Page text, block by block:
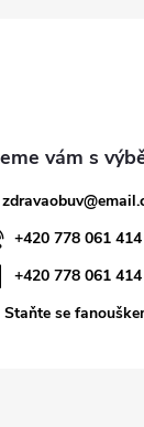
zdravaobuv@
+420 778 061 414
+420 778 061 414
Staňte se